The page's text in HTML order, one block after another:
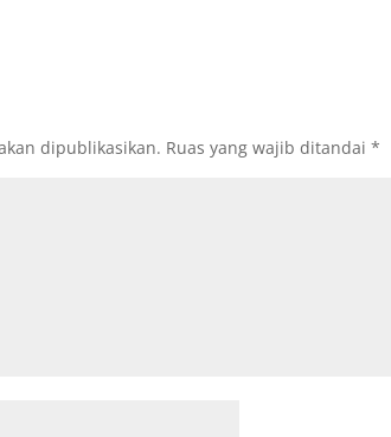
dipublikasikan. Ruas yang wajib ditandai*